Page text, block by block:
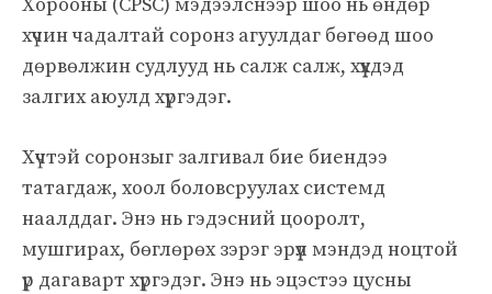
хүчин чадалтай соронз агуулдаг бөгөөд шоо
дөрвөлжин судлууд нь салж салж, хүүхдэд
залгих аюулд хүргэдэг.
Хүчтэй соронзыг залгивал бие биендээ
татагдаж, хоол боловсруулах системд
наалддаг. Энэ нь гэдэсний цооролт,
мушгирах, бөглөрөх зэрэг эрүүл мэндэд ноцтой
үр дагаварт хүргэдэг. Энэ нь эцэстээ цусны